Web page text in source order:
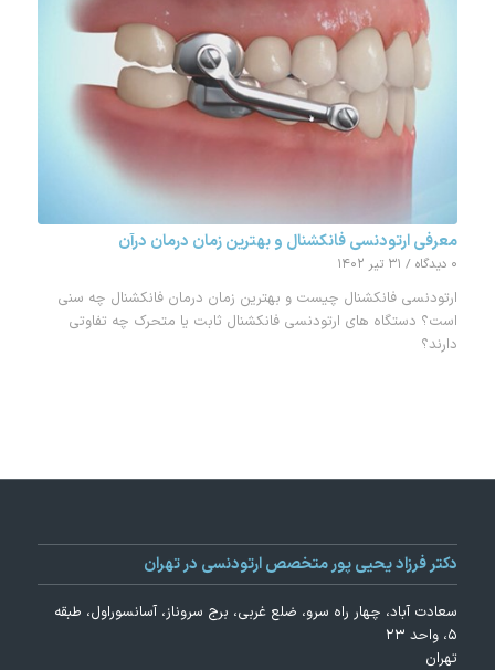
معرفی ارتودنسی فانکشنال و بهترین زمان درمان درآن
۰ دیدگاه / ۳۱ تیر ۱۴۰۲
ارتودنسی فانکشنال چیست و بهترین زمان درمان فانکشنال چه سنی
است؟ دستگاه های ارتودنسی فانکشنال ثابت یا متحرک چه تفاوتی
دارند؟
دکتر فرزاد یحیی پور متخصص ارتودنسی در تهران
سعادت آباد، چهار راه سرو، ضلع غربی، برج سروناز، آسانسوراول، طبقه
۵، واحد ۲۳
تهران